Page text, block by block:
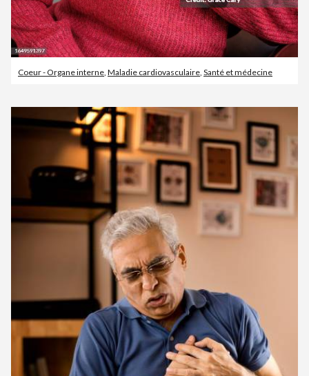
Coeur - Organe interne Maladie cardiovasculaire Santé et médecine